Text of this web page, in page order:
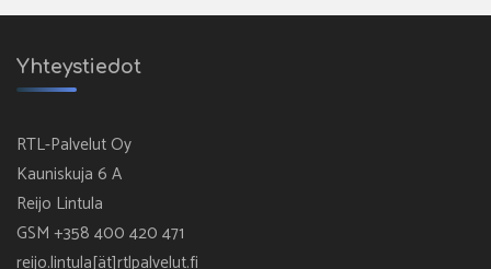
Yhteystiedot
RTL-Palvelut Oy
Kauniskuja 6 A
Reijo Lintula
GSM +358 400 420 471
reijo.lintula[ät]rtlpalvelut.fi